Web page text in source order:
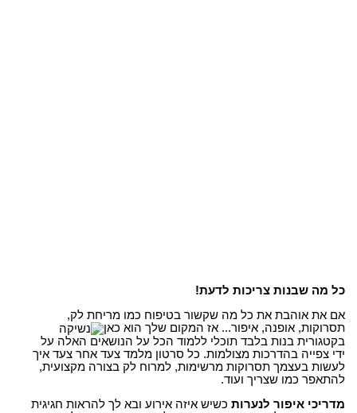
כל מה שבנות צריכות לדעת!
אם את אוהבת את כל מה שקשור בטיפוח כמו מריחת לק,
תסרוקות, אופנה, איפור... אז המקום שלך הוא כאן
בקטגורית בנות בלבד תוכלי ללמוד הכל על הנושאים האלה על
ידי צפייה בהדרכות מצולמות. כל סרטון מלמד צעד אחר צעד איך
לעשות בעצמך תסרוקות מרשימות, למרוח לק בצורה מקצועית,
להתאפר כמו שצריך ועוד.
מדריכי איפור לנערות כשיש איזה אירוע ובא לך להראות חגיגית